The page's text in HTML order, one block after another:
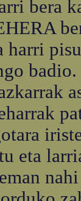
bera
harri
eta